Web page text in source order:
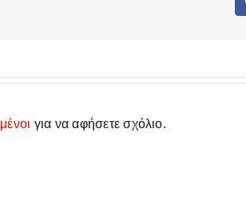
για να αφήσετε σχόλιο.